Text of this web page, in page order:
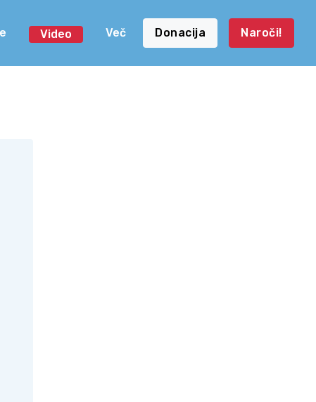
Video Več Donacija Naroči!